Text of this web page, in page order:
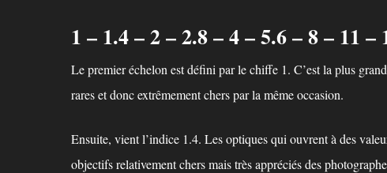
1 – 1.4 – 2 – 2.8 – 4 – 5.6 – 8 – 11 –
Le premier échelon est défini par le chiffe 1. C’est la plus
rares et donc extrêmement chers par la même occasion.
Ensuite, vient l’indice 1.4. Les optiques qui ouvrent à des
objectifs relativement chers mais très appréciés des